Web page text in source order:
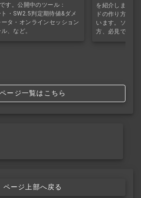
す。公開中のツール：
・SW2.5判定期待値&ダメ
タ・オンラインセッション
、など。
を紹介します。
ドの作り方を
います。ソドワ
方、必見です。
ページ一覧はこちら
ページ上部へ戻る